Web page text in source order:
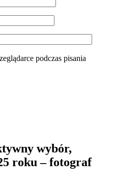
podczas pisania
wybór,
roku – fotograf